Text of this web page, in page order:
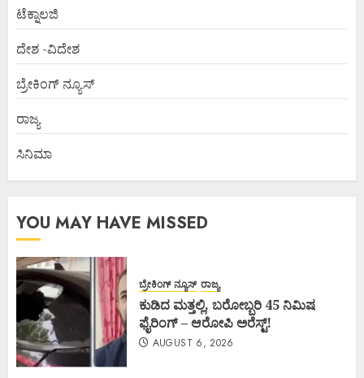
ಟೆಕ್ನಾಲಜಿ
ದೇಶ -ವಿದೇಶ
ಬ್ರೇಕಿಂಗ್ ನ್ಯೂಸ್
ರಾಜ್ಯ
ಸಿನಿಮಾ
YOU MAY HAVE MISSED
ಬ್ರೇಕಿಂಗ್ ನ್ಯೂಸ್ ರಾಜ್ಯ
ಕುಡಿದ ಮತ್ತಲ್ಲಿ, ಬರೋಬ್ಬರಿ 45 ನಿಮಿಷ
ಫೈರಿಂಗ್ – ಆರೋಪಿ ಅರೆಸ್ಟ್!
AUGUST 6, 2026